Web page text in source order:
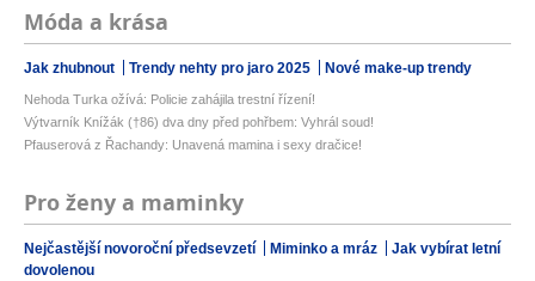
Móda a krása
Jak zhubnout Trendy nehty pro jaro 2025 Nové make-up trendy
Nehoda Turka ožívá: Policie zahájila trestní řízení!
Výtvarník Knížák (†86) dva dny před pohřbem: Vyhrál soud!
Pfauserová z Řachandy: Unavená mamina i sexy dračice!
Pro ženy a maminky
Nejčastější novoroční předsevzetí Miminko a mráz
Jak vybírat letní
dovolenou